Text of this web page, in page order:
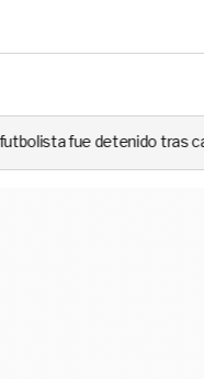
atropellar a un